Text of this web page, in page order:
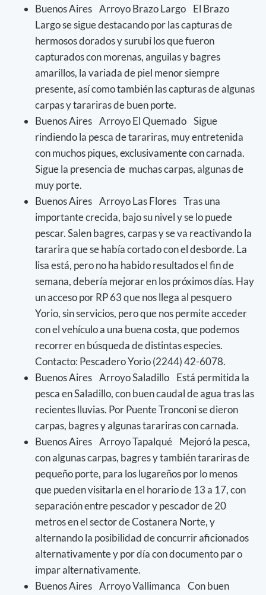
Buenos Aires Arroyo Brazo Largo El Brazo
Largo se sigue destacando por las capturas de
hermosos dorados y surubí los que fueron
capturados con morenas, anguilas y bagres
amarillos, la variada de piel menor siempre
presente, así como también las capturas de algunas
carpas y tarariras de buen porte.
Buenos Aires Arroyo El Quemado Sigue
rindiendo la pesca de tarariras, muy entretenida
con muchos piques, exclusivamente con carnada.
Sigue la presencia de muchas carpas, algunas de
muy porte.
Buenos Aires Arroyo Las Flores Tras una
importante crecida, bajo su nivel y se lo puede
pescar. Salen bagres, carpas y se va reactivando la
tararira que se había cortado con el desborde. La
lisa está, pero no ha habido resultados el fin de
semana, debería mejorar en los próximos días. Hay
un acceso por RP 63 que nos llega al pesquero
Yorio, sin servicios, pero que nos permite acceder
con el vehículo a una buena costa, que podemos
recorrer en búsqueda de distintas especies.
Contacto: Pescadero Yorio (2244) 42-6078.
Buenos Aires Arroyo Saladillo Está permitida la
pesca en Saladillo, con buen caudal de agua tras las
recientes lluvias. Por Puente Tronconi se dieron
carpas, bagres y algunas tarariras con carnada.
Buenos Aires Arroyo Tapalqué Mejoró la pesca,
con algunas carpas, bagres y también tarariras de
pequeño porte, para los lugareños por lo menos
que pueden visitarla en el horario de 13 a 17, con
separación entre pescador y pescador de 20
metros en el sector de Costanera Norte, y
alternando la posibilidad de concurrir aficionados
alternativamente y por día con documento par o
impar alternativamente.
Buenos Aires Arroyo Vallimanca Con buen